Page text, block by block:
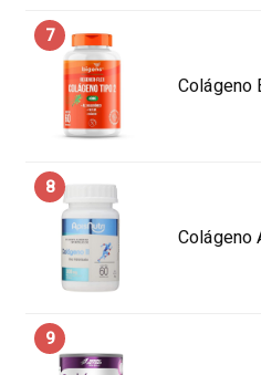
7
Colágeno
8
Colágeno
9